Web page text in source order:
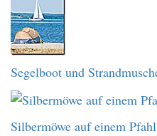
Segelboot und
Silbermöwe auf einem